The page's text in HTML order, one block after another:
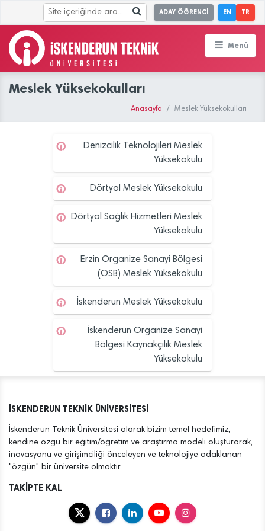
ADAY ÖĞRENCİ EN TR
Menü
Meslek Yüksekokulları
Anasayfa Meslek Yüksekokulları
Denizcilik Teknolojileri Meslek
Yüksekokulu
Dörtyol Meslek Yüksekokulu
Dörtyol Sağlık Hizmetleri Meslek
Yüksekokulu
Erzin Organize Sanayi Bölgesi
(OSB) Meslek Yüksekokulu
İskenderun Meslek Yüksekokulu
İskenderun Organize Sanayi
Bölgesi Kaynakçılık Meslek
Yüksekokulu
İSKENDERUN TEKNİK ÜNİVERSİTESİ
İskenderun Teknik Üniversitesi olarak bizim temel hedefimiz,
kendine özgü bir eğitim/öğretim ve araştırma modeli oluşturarak,
inovasyonu ve girişimciliği önceleyen ve teknolojiye odaklanan
"özgün" bir üniversite olmaktır.
TAKİPTE KAL